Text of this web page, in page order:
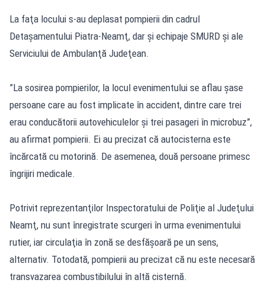
La faţa locului s-au deplasat pompierii din cadrul
Detaşamentului Piatra-Neamţ, dar şi echipaje SMURD şi ale
Serviciului de Ambulanţă Judeţean.
”La sosirea pompierilor, la locul evenimentului se aflau şase
persoane care au fost implicate în accident, dintre care trei
erau conducătorii autovehiculelor şi trei pasageri în microbuz”,
au afirmat pompierii. Ei au precizat că autocisterna este
încărcată cu motorină. De asemenea, două persoane primesc
îngrijiri medicale.
Potrivit reprezentanţilor Inspectoratului de Poliţie al Judeţului
Neamţ, nu sunt înregistrate scurgeri în urma evenimentului
rutier, iar circulaţia în zonă se desfăşoară pe un sens,
alternativ. Totodată, pompierii au precizat că nu este necesară
transvazarea combustibilului în altă cisternă.